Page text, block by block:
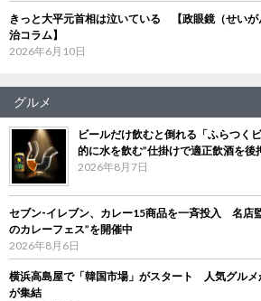
きっと大平元首相は泣いている 【政眼鏡（せいが
治コラム】
2026年6月10日
グルメ
ビールだけ飲むと倒れる「ふらつく
的に水を飲む”仕掛けで適正飲酒を後
2026年8月7日
セブン‐イレブン、カレー15商品を一斉投入 名店
のカレーフェス”を開催中
2026年8月6日
横浜高島屋で「韓国市場」がスタート 人気グルメ
が集結